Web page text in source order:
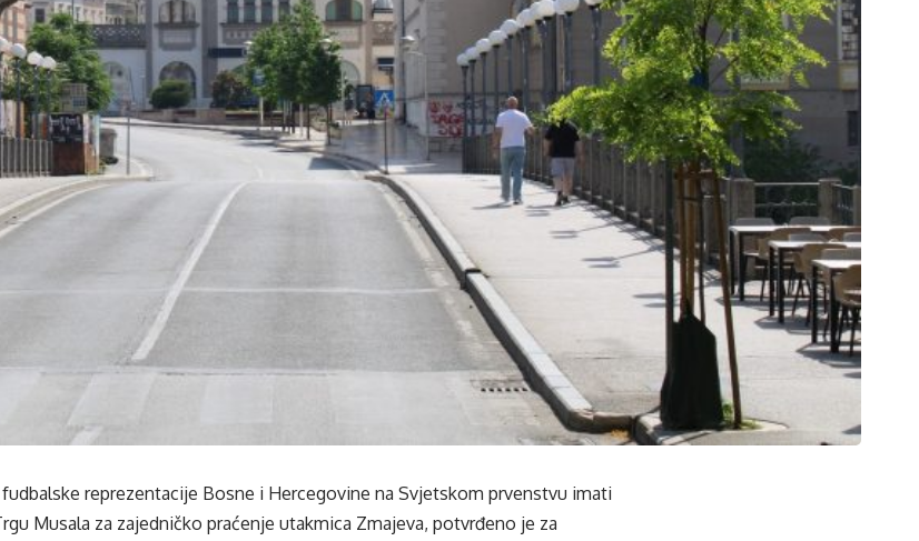
reprezentacije Bosne i Hercegovine na Svjetskom prvenstvu imati
Musala za zajedničko praćenje utakmica Zmajeva, potvrđeno je za